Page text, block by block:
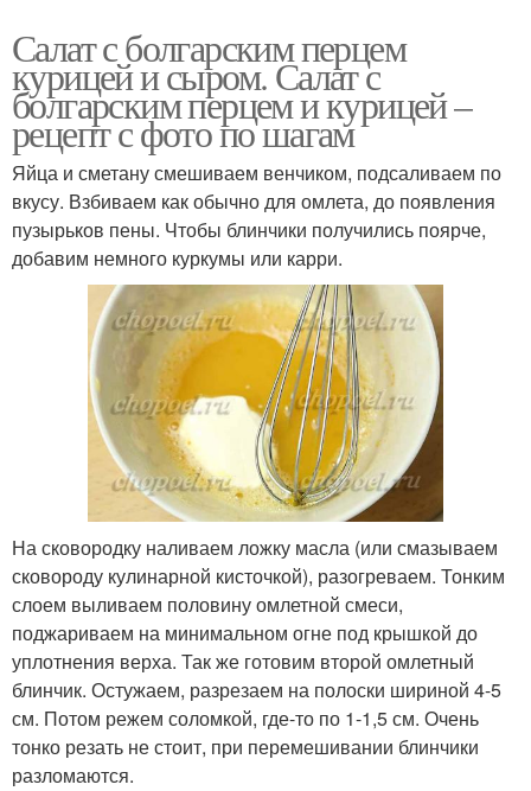
Салат с чесноком Салат с морковью
Салат из сыра Салат с кукурузой
Салат без яиц
Салат с болгарским перцем
курицей и сыром. Салат с
болгарским перцем и курицей –
рецепт с фото по шагам
Яйца и сметану смешиваем венчиком, подсаливаем по
вкусу. Взбиваем как обычно для омлета, до появления
пузырьков пены. Чтобы блинчики получились поярче,
добавим немного куркумы или карри.
На сковородку наливаем ложку масла (или смазываем
сковороду кулинарной кисточкой), разогреваем. Тонким
слоем выливаем половину омлетной смеси,
поджариваем на минимальном огне под крышкой до
уплотнения верха. Так же готовим второй омлетный
блинчик. Остужаем, разрезаем на полоски шириной 4-5
см. Потом режем соломкой, где-то по 1-1,5 см. Очень
тонко резать не стоит, при перемешивании блинчики
разломаются.